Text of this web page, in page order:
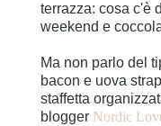
terrazza: cosa c'è
weekend e
Ma non parlo del
bacon e uova
staffetta
blogger Nordic